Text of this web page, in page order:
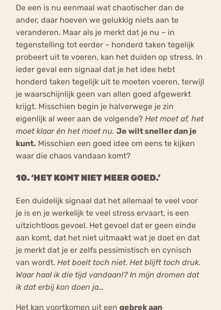
De een is nu eenmaal wat chaotischer dan de
ander, daar hoeven we gelukkig niets aan te
veranderen. Maar als je merkt dat je nu – in
tegenstelling tot eerder – honderd taken tegelijk
probeert uit te voeren, kan het duiden op stress. In
ieder geval een signaal dat je het idee hebt
honderd taken tegelijk uit te moeten voeren, terwijl
je waarschijnlijk geen van allen goed afgewerkt
krijgt. Misschien begin je halverwege je zin
eigenlijk al weer aan de volgende? Het moet af, het
moet klaar én het moet nu. Je wilt sneller dan je
kunt. Misschien een goed idee om eens te kijken
waar die chaos vandaan komt?
10. ‘HET KOMT NIET MEER GOED.’
Een duidelijk signaal dat het allemaal te veel voor
je is en je werkelijk te veel stress ervaart, is een
uitzichtloos gevoel. Het gevoel dat er geen einde
aan komt, dat het niet uitmaakt wat je doet en dat
je merkt dat je er zelfs pessimistisch en cynisch
van wordt. Het boeit toch niet. Het blijft toch druk.
Waar haal ik die tijd vandaan!? In mijn dromen dat
ik dat erbij kon doen ja…
Het kan voortkomen uit een gebrek aan